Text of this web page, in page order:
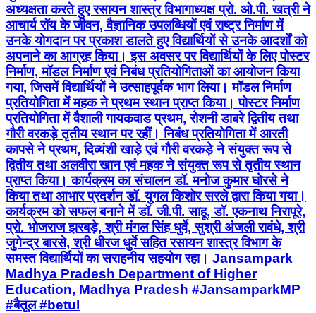
अध्यक्षता करते हुए रसायन शास्त्र विभागाध्यक्ष प्रो. ओ.पी. खत्री ने
आचार्य रॉय के जीवन, वैज्ञानिक उपलब्धियों एवं राष्ट्र निर्माण में
उनके योगदान पर प्रकाश डालते हुए विद्यार्थियों से उनके आदर्शों को
अपनाने का आग्रह किया। इस अवसर पर विद्यार्थियों के लिए पोस्टर
निर्माण, मॉडल निर्माण एवं निबंध प्रतियोगिताओं का आयोजन किया
गया, जिसमें विद्यार्थियों ने उत्साहपूर्वक भाग लिया। मॉडल निर्माण
प्रतियोगिता में महक ने प्रथम स्थान प्राप्त किया। पोस्टर निर्माण
प्रतियोगिता में वैशाली गायकवाड प्रथम, रोशनी डाबरे द्वितीय तथा
गौरी वरकड़े तृतीय स्थान पर रहीं। निबंध प्रतियोगिता में आरती
कापसे ने प्रथम, दिव्यंशी खाड़े एवं गौरी वरकड़े ने संयुक्त रूप से
द्वितीय तथा अलवीरा खान एवं महक ने संयुक्त रूप से तृतीय स्थान
प्राप्त किया। कार्यक्रम का संचालन डॉ. मनोज कुमार घोरसे ने
किया तथा आभार प्रदर्शन डॉ. युगल किशोर सरले द्वारा किया गया।
कार्यक्रम को सफल बनाने में डॉ. जी.पी. साहू, डॉ. एकनाथ निरापूरे,
प्रो. भोजराज झरबड़े, श्री मंगल सिंह धुर्वे, सुश्री अंजली रावंधे, श्री
जुगेन्द्र बारसे, श्री धीरज धुर्वे सहित रसायन शास्त्र विभाग के
समस्त विद्यार्थियों का सराहनीय सहयोग रहा। Jansampark
Madhya Pradesh Department of Higher
Education, Madhya Pradesh #JansamparkMP
#बैतूल #betul